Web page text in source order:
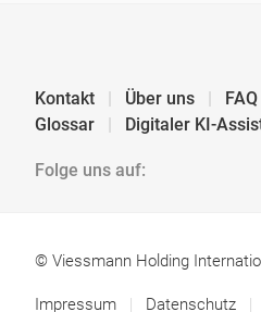
Kontakt Über uns FAQ
Glossar
Digitaler KI-
Folge uns auf:
© Viessmann Holding
Impressum Datenschutz